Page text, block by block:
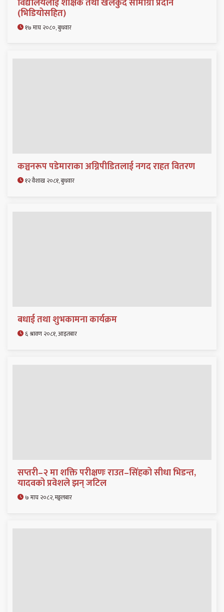
(भिडियोसहित)
१७ माघ २०८०, बुधवार
कञ्चनरूप पडेमाराका अग्निपीडितलाई नगद राहत वितरण
१२ वैशाख २०८१, बुधवार
बधाई तथा शुभकामना कार्यक्रम
६ श्रावण २०८१, आइतबार
सप्तरी–२ मा शक्ति परीक्षणः राउत–सिंहको सीधा भिडन्त,
यादवको प्रवेशले झन् जटिल
७ माघ २०८२, मङ्गलबार